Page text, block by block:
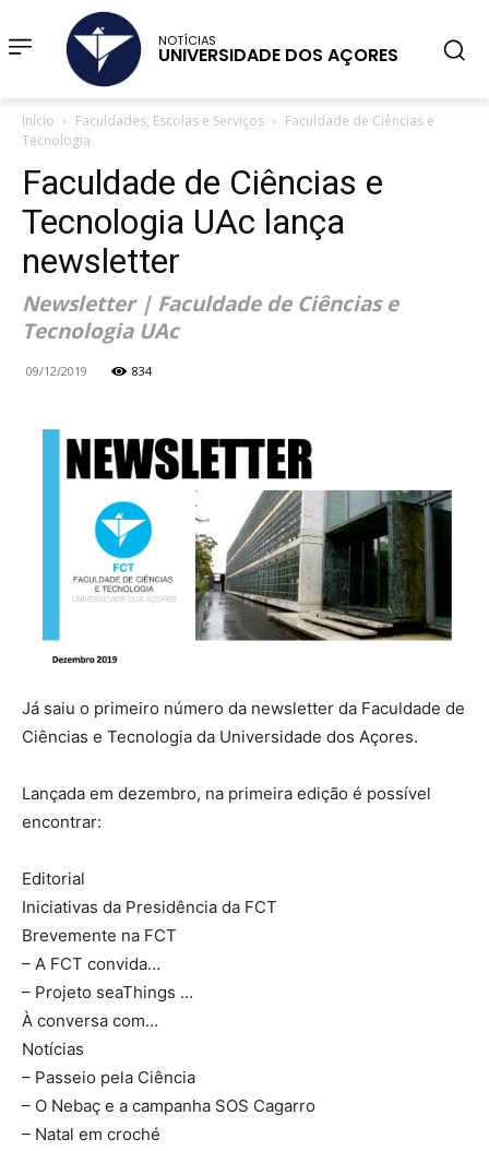
NOTÍCIAS
UNIVERSIDADE DOS AÇORES
Início Faculdades, Escolas e Serviços
Faculdade de Ciências e
Tecnologia
Faculdade de Ciências e
Tecnologia UAc lança
newsletter
Newsletter | Faculdade de Ciências e
Tecnologia UAc
09/12/2019 834
Já saiu o primeiro número da newsletter da Faculdade de
Ciências e Tecnologia da Universidade dos Açores.
Lançada em dezembro, na primeira edição é possível
encontrar:
Editorial
Iniciativas da Presidência da FCT
Brevemente na FCT
– A FCT convida…
– Projeto seaThings …
À conversa com…
Notícias
– Passeio pela Ciência
– O Nebaç e a campanha SOS Cagarro
– Natal em croché